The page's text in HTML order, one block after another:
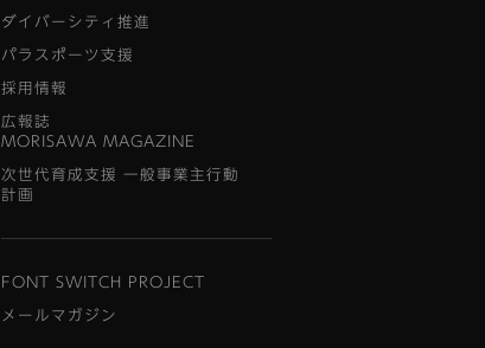
ダイバーシティ推進
パラスポーツ支援
採用情報
広報誌
MORISAWA MAGAZINE
次世代育成支援 一般事業主行動
計画
FONT SWITCH PROJECT
メールマガジン